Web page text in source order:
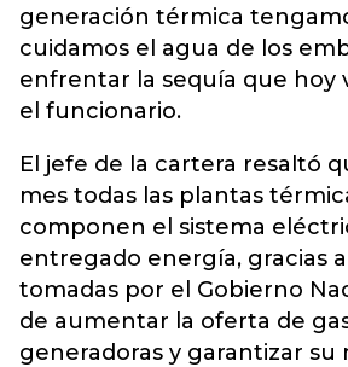
generación térmica
cuidamos el agua de los
enfrentar la sequía que hoy
el funcionario.
El jefe de la cartera resaltó
mes todas las plantas
componen el sistema
entregado energía, gracias
tomadas por el Gobierno
de aumentar la oferta de
generadoras y garantizar su